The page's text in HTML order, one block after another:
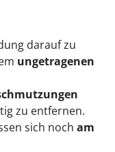
darauf zu
ungetragenen
zu entfernen.
sich noch am